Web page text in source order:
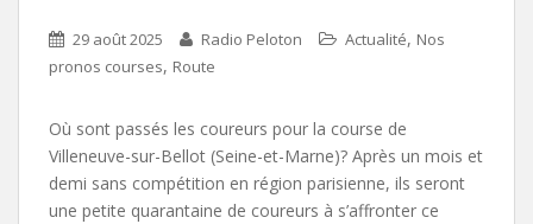
29 août 2025 Radio Peloton Actualité, Nos
pronos courses, Route
Où sont passés les coureurs pour la course de
Villeneuve-sur-Bellot (Seine-et-Marne)? Après un mois et
demi sans compétition en région parisienne, ils seront
une petite quarantaine de coureurs à s’affronter ce